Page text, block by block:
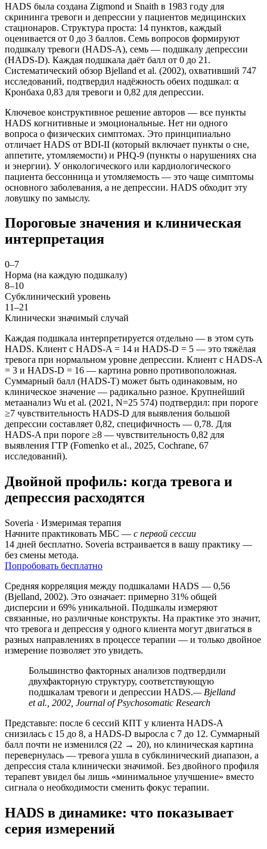
HADS была создана Zigmond и Snaith в 1983 году для
скрининга тревоги и депрессии у пациентов медицинских
стационаров. Структура проста: 14 пунктов, каждый
оценивается от 0 до 3 баллов. Семь вопросов формируют
подшкалу тревоги (HADS-A), семь — подшкалу депрессии
(HADS-D). Каждая подшкала даёт балл от 0 до 21.
Систематический обзор Bjelland et al. (2002), охвативший 747
исследований, подтвердил надёжность обеих подшкал: α
Кронбаха 0,83 для тревоги и 0,82 для депрессии.
Ключевое конструктивное решение авторов — все пункты
HADS когнитивные и эмоциональные. Нет ни одного
вопроса о физических симптомах. Это принципиально
отличает HADS от BDI-II (который включает пункты о сне,
аппетите, утомляемости) и PHQ-9 (пункты о нарушениях сна
и энергии). У онкологического или кардиологического
пациента бессонница и утомляемость — это чаще симптомы
основного заболевания, а не депрессии. HADS обходит эту
ловушку по замыслу.
Пороговые значения и клиническая
интерпретация
0–7
Норма (на каждую подшкалу)
8–10
Субклинический уровень
11–21
Клинически значимый случай
Каждая подшкала интерпретируется отдельно — в этом суть
HADS. Клиент с HADS-A = 14 и HADS-D = 5 — это тяжёлая
тревога при нормальном уровне депрессии. Клиент с HADS-A
= 3 и HADS-D = 16 — картина ровно противоположная.
Суммарный балл (HADS-T) может быть одинаковым, но
клиническое значение — радикально разное. Крупнейший
метаанализ Wu et al. (2021, N=25 574) подтвердил: при пороге
≥7 чувствительность HADS-D для выявления большой
депрессии составляет 0,82, специфичность — 0,78. Для
HADS-A при пороге ≥8 — чувствительность 0,82 для
выявления ГТР (Fomenko et al., 2025, Cochrane, 67
исследований).
Двойной профиль: когда тревога и
депрессия расходятся
Soveria · Измеримая терапия
Начните практиковать МБС — с первой сессии
14 дней бесплатно. Soveria встраивается в вашу практику —
без смены метода.
Попробовать бесплатно
Средняя корреляция между подшкалами HADS — 0,56
(Bjelland, 2002). Это означает: примерно 31% общей
дисперсии и 69% уникальной. Подшкалы измеряют
связанные, но различные конструкты. На практике это значит,
что тревога и депрессия у одного клиента могут двигаться в
разных направлениях в процессе терапии — и только двойное
измерение позволяет это увидеть.
Большинство факторных анализов подтвердили
двухфакторную структуру, соответствующую
подшкалам тревоги и депрессии HADS.— Bjelland
et al., 2002, Journal of Psychosomatic Research
Представьте: после 6 сессий КПТ у клиента HADS-A
снизилась с 15 до 8, а HADS-D выросла с 7 до 12. Суммарный
балл почти не изменился (22 → 20), но клиническая картина
перевернулась — тревога ушла в субклинический диапазон, а
депрессия стала клинически значимой. Без двойного профиля
терапевт увидел бы лишь «минимальное улучшение» вместо
сигнала о необходимости сменить фокус терапии.
HADS в динамике: что показывает
серия измерений